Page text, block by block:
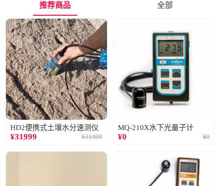
推荐商品 全部
HD2便携式土壤水分速测仪
¥31999 ¥31999
MQ-210X水下光量子计
¥0 ¥0